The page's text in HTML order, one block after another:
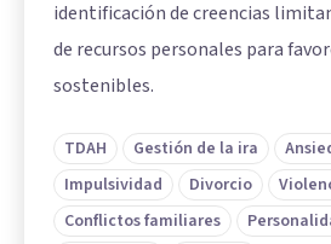
identificación de creencias
de recursos personales para
sostenibles.
TDAH Gestión de la ira
Impulsividad
Divorcio
Conflictos familiares